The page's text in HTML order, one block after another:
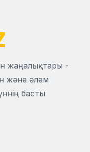
жаңалықтары -
және әлем
басты